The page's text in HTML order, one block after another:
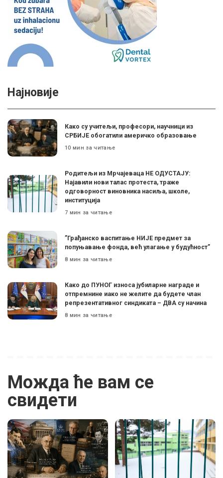
Најновије
Како су учитељи, професори, научници из
СРБИЈЕ обогатили америчко образовање
10 мин за читање
Родитељи из Мрчајеваца НЕ ОДУСТАЈУ:
Најавили нови талас протеста, траже
одговорност виновника насиља, школе,
институција
7 мин за читање
”Грађанско васпитање НИЈЕ предмет за
попуњавање фонда, већ улагање у будућност”
8 мин за читање
Како до ПУНОГ износа јубиларне награде и
отпремнине иако не желите да будете члан
репрезентативног синдиката – ДВА су начина
8 мин за читање
Можда ће вам се
свидети